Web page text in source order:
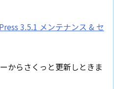
3.5.1 メンテナンス & セ
からさくっと更新しときま